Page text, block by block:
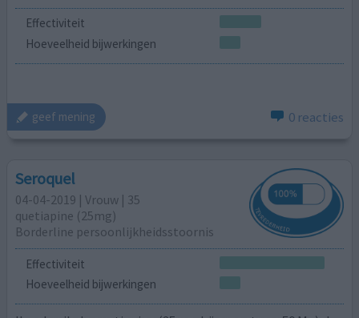
Effectiviteit
Hoeveelheid bijwerkingen
geef mening 0 reacties
Seroquel
04-04-2019 | Vrouw | 35
quetiapine (25mg)
Borderline persoonlijkheidsstoornis
Effectiviteit
Hoeveelheid bijwerkingen